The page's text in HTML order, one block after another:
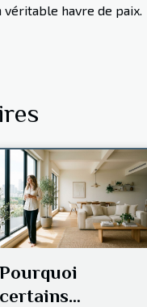
havre de paix.
Pourquoi
certains